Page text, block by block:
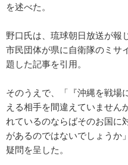
を述べた。
野口氏は、琉球朝日放送が報
市民団体が県に自衛隊のミ
題した記事を引用。
そのうえで、「『沖縄を戦場
える相手を間違えていません
れているのならばそのお国に
があるのではないでしょうか
疑問を呈した。